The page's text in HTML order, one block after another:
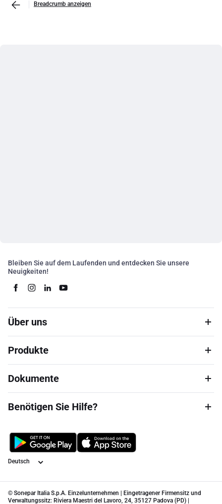
Breadcrumb anzeigen
Bleiben Sie auf dem Laufenden und entdecken Sie unsere
Neuigkeiten!
Über uns
Produkte
Dokumente
Benötigen Sie Hilfe?
Sprache
© Sonepar Italia S.p.A. Einzelunternehmen | Eingetragener Firmensitz und
Verwaltungssitz: Riviera Maestri del Lavoro, 24, 35127 Padova (PD) |